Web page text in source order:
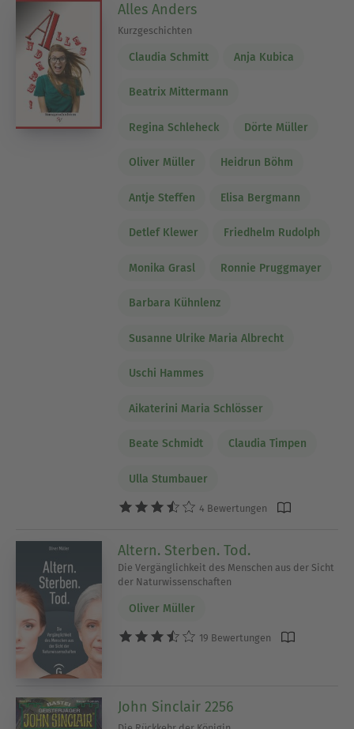
Alles Anders
Kurzgeschichten
Claudia Schmitt Anja Kubica
Beatrix Mittermann
Regina Schleheck Dörte Müller
Oliver Müller Heidrun Böhm
Antje Steffen Elisa Bergmann
Detlef Klewer Friedhelm Rudolph
Monika Grasl Ronnie Pruggmayer
Barbara Kühnlenz
Susanne Ulrike Maria Albrecht
Uschi Hammes
Aikaterini Maria Schlösser
Beate Schmidt Claudia Timpen
Ulla Stumbauer
4 Bewertungen
Altern. Sterben. Tod.
Die Vergänglichkeit des Menschen aus der Sicht
der Naturwissenschaften
Oliver Müller
19 Bewertungen
John Sinclair 2256